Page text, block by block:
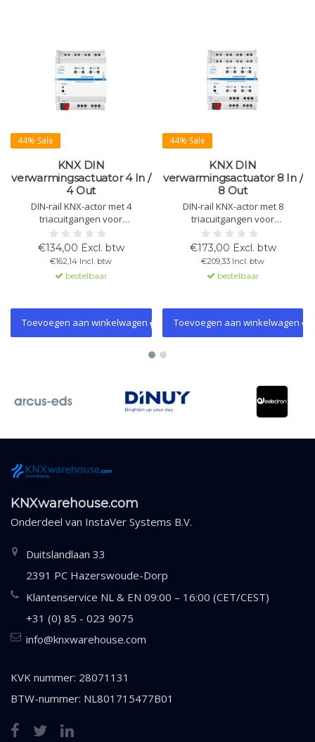
44% Sale
KNX DIN
verwarmingsactuator 4 In /
4 Out
DIN-rail KNX-actor met 4
triacuitgangen voor
elektrothermische ventielen en 4
vrij configureerbare ingangen.
Ondersteunt aan/uit, PWM en 3-
puntsregeling, met
geïntegreerde thermostaat- en
€134,00 Excl. btw
€162,14 Incl. btw
bestelbaar
Toevoegen aan winkelwagen
44% Sale
KNX DIN
verwarmingsactuator 8 In /
8 Out
DIN-rail KNX-actor met 8
triacuitgangen voor
elektrothermische ventielen en 8
configureerbare ingangen.
Ondersteunt aan/uit, PWM en 3-
puntsregeling, met
geïntegreerde
functies voor HVAC-
toepassingen.
€173,00 Excl. btw
€209,33 Incl. btw
bestelbaar
Toevoegen aan winkelwagen
KNXwarehouse.com
Onderdeel van InstaVer Systems B.V.
Duitslandlaan 33
2391 PC Hazerswoude-Dorp
Klantenservice NL & EN 09:00 – 16:00 (CET/CEST)
+31 (0) 85 - 023 9075
info@knxwarehouse.com
KVK nummer: 28071131
BTW-nummer: NL801715477B01